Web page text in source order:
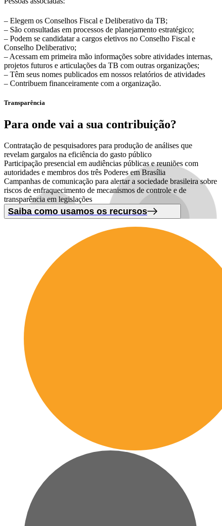
– Elegem os Conselhos Fiscal e Deliberativo da TB;
– São consultadas em processos de planejamento estratégico;
– Podem se candidatar a cargos eletivos no Conselho Fiscal e
Conselho Deliberativo;
– Acessam em primeira mão informações sobre atividades internas,
projetos futuros e articulações da TB com outras organizações;
– Têm seus nomes publicados em nossos relatórios de atividades
– Contribuem financeiramente com a organização.
Transparência
Para onde vai a sua contribuição?
Contratação de pesquisadores para produção de análises que
revelam gargalos na eficiência do gasto público
Participação presencial em audiências públicas e reuniões com
autoridades e membros dos três Poderes em Brasília
Campanhas de comunicação para alertar a sociedade brasileira sobre
riscos de enfraquecimento de mecanismos de controle e de
transparência em legislações
Saiba como usamos os recursos